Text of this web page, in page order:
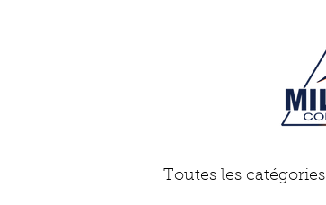
Toutes les catégories